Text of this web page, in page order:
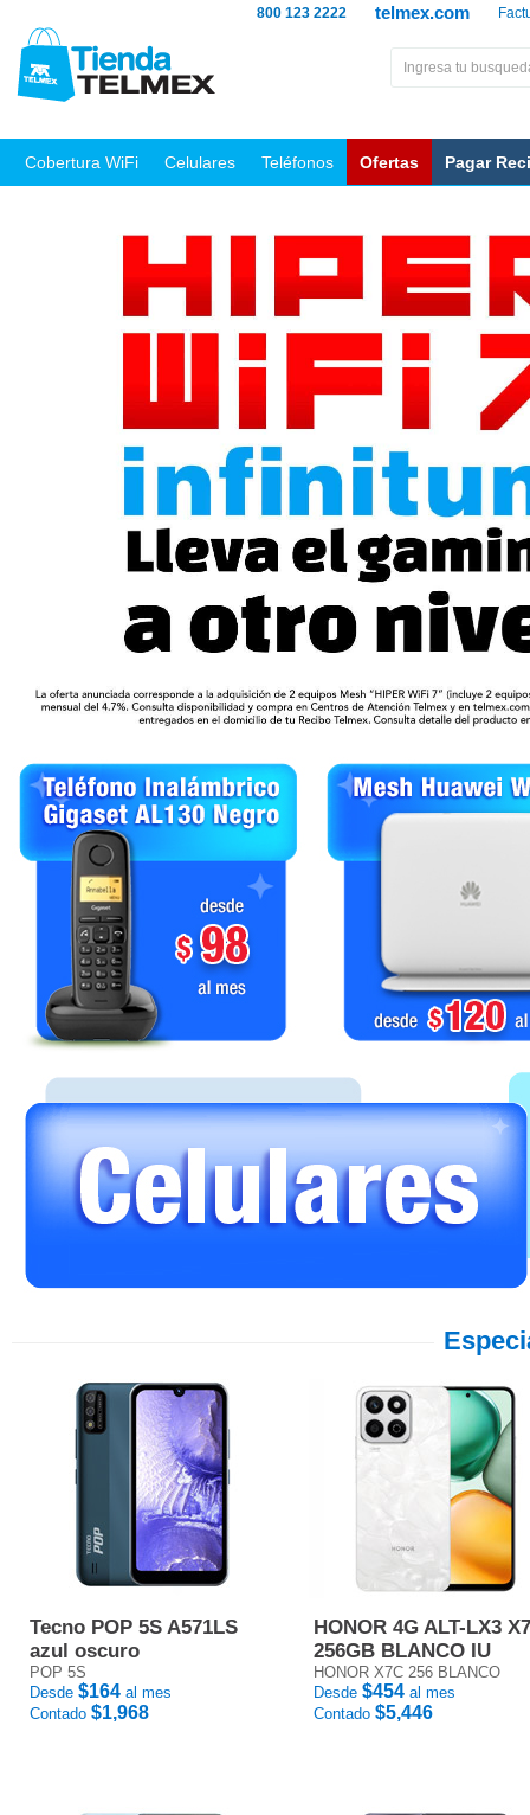
telmex.com
800 123 2222
Cobertura WiFi Celulares Teléfonos Ofertas Pagar
Tecno POP 5S A571LS
azul oscuro
POP 5S
Desde $164 al mes
Contado $1,968
HONOR 4G ALT-LX3
256GB BLANCO IU
HONOR X7C 256 BLANCO
Desde $454 al mes
Contado $5,446